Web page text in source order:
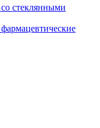
стеклянными